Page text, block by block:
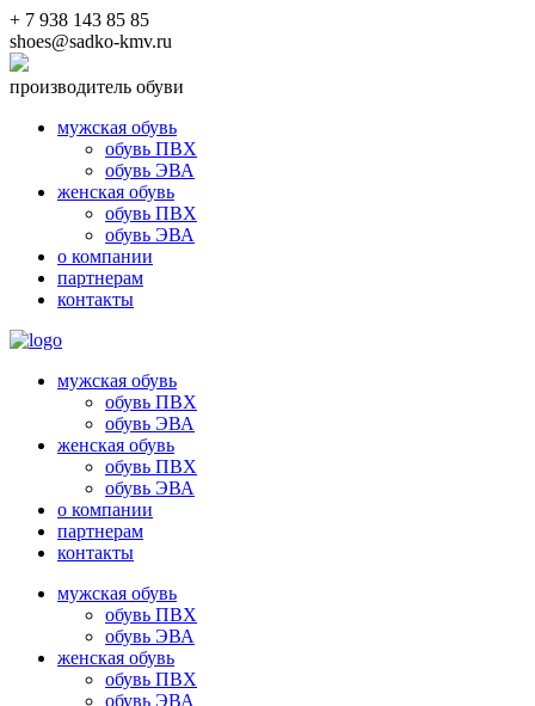
+ 7 938 143 85 85
shoes@sadko-kmv.ru
производитель обуви
мужская обувь
обувь ПВХ
обувь ЭВА
женская обувь
обувь ПВХ
обувь ЭВА
о компании
партнерам
контакты
мужская обувь
обувь ПВХ
обувь ЭВА
женская обувь
обувь ПВХ
обувь ЭВА
о компании
партнерам
контакты
мужская обувь
обувь ПВХ
обувь ЭВА
женская обувь
обувь ПВХ
обувь ЭВА